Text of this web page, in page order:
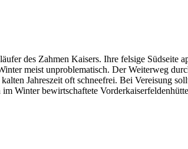
des Zahmen Kaisers. Ihre felsige Südseite
meist unproblematisch. Der Weiterweg
Jahreszeit oft schneefrei. Bei Vereisung
Winter bewirtschaftete